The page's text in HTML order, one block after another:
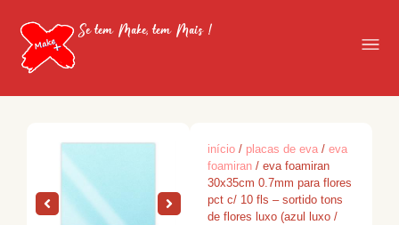
Se tem Make, tem Mais !
início / placas de eva /eva
foamiran / eva foamiran
30x35cm 0.7mm para flores
pct c/ 10 fls – sortido tons
de flores luxo (azul luxo /